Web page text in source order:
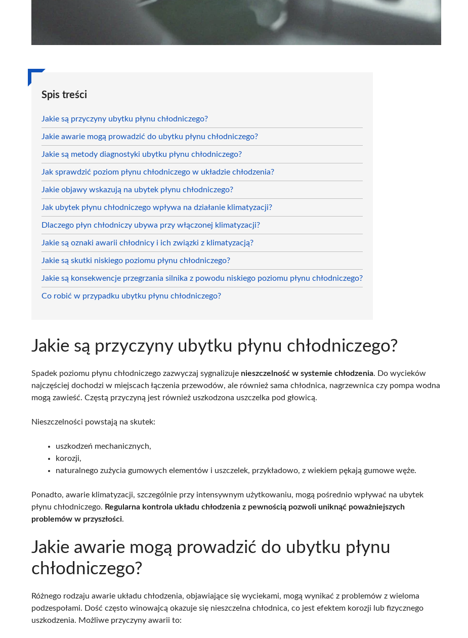
Spis treści
Jakie są przyczyny ubytku płynu chłodniczego?
Jakie awarie mogą prowadzić do ubytku płynu chłodniczego?
Jakie są metody diagnostyki ubytku płynu chłodniczego?
Jak sprawdzić poziom płynu chłodniczego w układzie chłodzenia?
Jakie objawy wskazują na ubytek płynu chłodniczego?
Jak ubytek płynu chłodniczego wpływa na działanie klimatyzacji?
Dlaczego płyn chłodniczy ubywa przy włączonej klimatyzacji?
Jakie są oznaki awarii chłodnicy i ich związki z klimatyzacją?
Jakie są skutki niskiego poziomu płynu chłodniczego?
Jakie są konsekwencje przegrzania silnika z powodu niskiego poziomu płynu chłodniczego?
Co robić w przypadku ubytku płynu chłodniczego?
Jakie są przyczyny ubytku płynu chłodniczego?
Spadek poziomu płynu chłodniczego zazwyczaj sygnalizuje nieszczelność w systemie chłodzenia. Do wycieków
najczęściej dochodzi w miejscach łączenia przewodów, ale również sama chłodnica, nagrzewnica czy pompa wodna
mogą zawieść. Częstą przyczyną jest również uszkodzona uszczelka pod głowicą.
Nieszczelności powstają na skutek:
uszkodzeń mechanicznych,
korozji,
naturalnego zużycia gumowych elementów i uszczelek, przykładowo, z wiekiem pękają gumowe węże.
Ponadto, awarie klimatyzacji, szczególnie przy intensywnym użytkowaniu, mogą pośrednio wpływać na ubytek
płynu chłodniczego. Regularna kontrola układu chłodzenia z pewnością pozwoli uniknąć poważniejszych
problemów w przyszłości.
Jakie awarie mogą prowadzić do ubytku płynu
chłodniczego?
Różnego rodzaju awarie układu chłodzenia, objawiające się wyciekami, mogą wynikać z problemów z wieloma
podzespołami. Dość często winowajcą okazuje się nieszczelna chłodnica, co jest efektem korozji lub fizycznego
uszkodzenia. Możliwe przyczyny awarii to: